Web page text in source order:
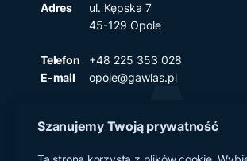
Szanujemy Twoją prywatność
Adres
ul. Kępska 7
45-129 Opole
Telefon
+48 225 353 028
E-mail
opole@gawlas.pl
Polityka prywatności